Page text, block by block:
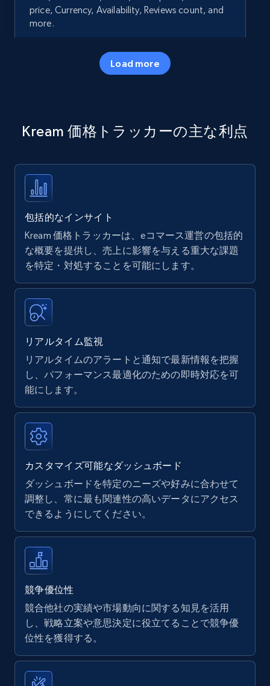
price, Currency, Availability, Reviews count, and
more.
5.7K+ 今すぐ始める
specific keywords
price, Currency, Availability, Reviews count, and
more.
Amazon products - find products by using
upc numbers
Title, Seller name, Brand, Description, Initial
price, Currency, Availability, Reviews count, and
more.
35.3K+ 5.7K+ 今すぐ始める
URL, Product name, Product rating, Product
rating object, Product rating max, Rating,
Author name, Asin, and more.
7.4K+ 870+ 今すぐ始める
Walmart - products
URL, Final price, Sku, Currency, Gtin,
Specifications, Image urls, Top reviews, and
more.
5.6K+
Load more
Kream 価格トラッカーの主な利点
包括的なインサイト
Kream 価格トラッカーは、eコマース運営の包括的
な概要を提供し、売上に影響を与える重大な課題
を特定・対処することを可能にします。
リアルタイム監視
リアルタイムのアラートと通知で最新情報を把握
し、パフォーマンス最適化のための即時対応を可
能にします。
カスタマイズ可能なダッシュボード
ダッシュボードを特定のニーズや好みに合わせて
調整し、常に最も関連性の高いデータにアクセス
できるようにしてください。
競争優位性
競合他社の実績や市場動向に関する知見を活用
し、戦略立案や意思決定に役立てることで競争優
位性を獲得する。